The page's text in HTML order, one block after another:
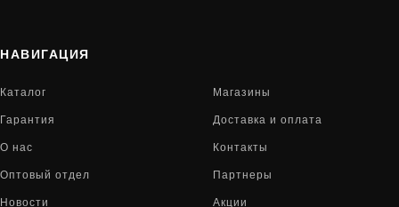
НАВИГАЦИЯ
Каталог Магазины
Гарантия Доставка и оплата
О нас Контакты
Оптовый отдел Партнеры
Новости Акции